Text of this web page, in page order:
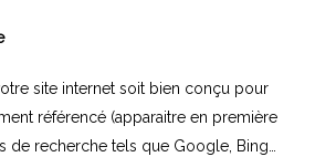
site internet soit bien conçu pour
référencé (apparaitre en première
de recherche tels que Google, Bing…